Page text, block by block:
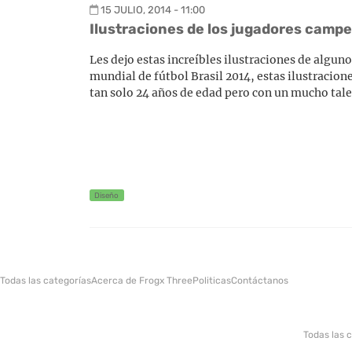
15 JULIO, 2014 - 11:00
Ilustraciones de los jugadores
Les dejo estas increíbles ilustraciones de
mundial de fútbol Brasil 2014, estas
tan solo 24 años de edad pero con un mucho
Diseño
Todas las categoríasAcerca de Frogx ThreePoliticasContáctanos
Todas las